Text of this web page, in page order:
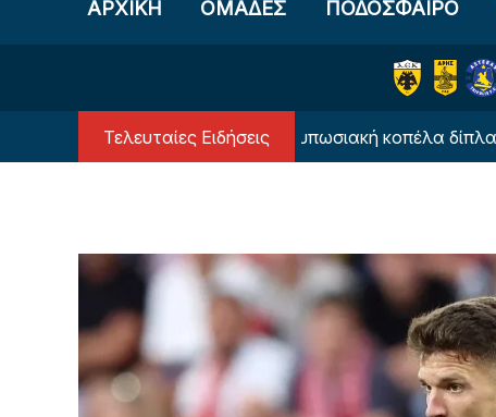
ΑΡΧΙΚΗ OΜΑΔΕΣ ΠΟΔΟΣΦΑΙΡΟ
Τελευταίες Ειδήσεις
Ποια ήταν η εντυπωσιακή κοπέλα δίπλα σε